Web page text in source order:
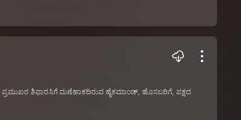
ಶಿಫಾರಸಿಗೆ ಮಣೆಹಾಕದಿರುವ ಹೈಕಮಾಂಡ್, ಹೊಸಬರಿಗೆ, ಪಕ್ಷದ